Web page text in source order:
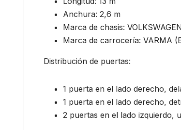
Anchura: 2,6 m
Marca de chasis:
Marca de carrocería: VARMA
Distribución de puertas:
1 puerta en el lado derecho,
1 puerta en el lado derecho,
2 puertas en el lado izquierdo,